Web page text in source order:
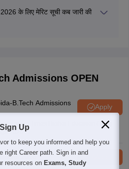
के लिए मेरिट सूची कब जारी की
Admissions OPEN
B.Tech Admissions
Apply
in the Times Higher Education (THE)
2026
2026
Up
to keep you informed and help you
right Career path. Sign in and
resources on Exams, Study